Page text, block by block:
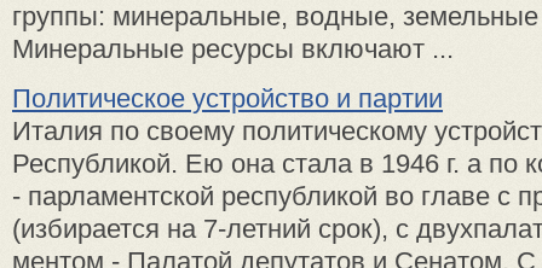
группы: минеральные, водные, земельные
Минеральные ресурсы включают ...
Политическое устройство и партии
Италия по своему политическому
Республикой. Ею она стала в 1946 г. а по
- пар­ламентской республикой во главе с
(избирается на 7-лет­ний срок), с
ментом - Палатой депутатов и Се­натом. С